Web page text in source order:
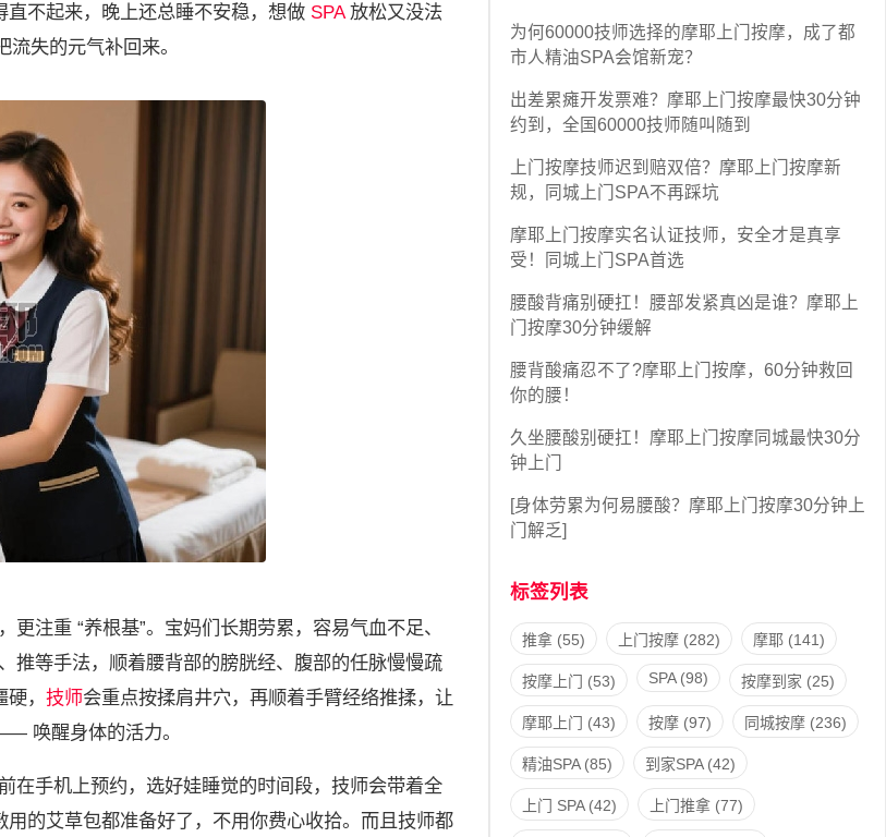
不起来，晚上还总睡不安稳，想做 SPA放松又没法
失的元气补回来。
注重 “养根基”。宝妈们长期劳累，容易气血不足、
推等手法，顺着腰背部的膀胱经、腹部的任脉慢慢疏
， 技师会重点按揉肩井穴，再顺着手臂经络推揉，让
唤醒身体的活力。
在手机上预约，选好娃睡觉的时间段，技师会带着全
的艾草包都准备好了，不用你费心收拾。而且技师都
为何60000技师选择的摩耶上门按摩，成了都
市人精油SPA会馆新宠？
出差累瘫开发票难？摩耶上门按摩最快30分钟
约到，全国60000技师随叫随到
上门按摩技师迟到赔双倍？摩耶上门按摩新
规，同城上门SPA不再踩坑
摩耶上门按摩实名认证技师，安全才是真享
受！同城上门SPA首选
腰酸背痛别硬扛！腰部发紧真凶是谁？摩耶上
门按摩30分钟缓解
腰背酸痛忍不了?摩耶上门按摩，60分钟救回
你的腰！
久坐腰酸别硬扛！摩耶上门按摩同城最快30分
钟上门
[身体劳累为何易腰酸？摩耶上门按摩30分钟上
门解乏]
标签列表
推拿(55) 上门按摩(282) 摩耶(141)
按摩上门 (53) SPA(98) 按摩到家 (25)
摩耶上门 (43) 按摩(97) 同城按摩(236)
精油SPA(85) 到家SPA(42)
上门 SPA(42) 上门推拿(77)